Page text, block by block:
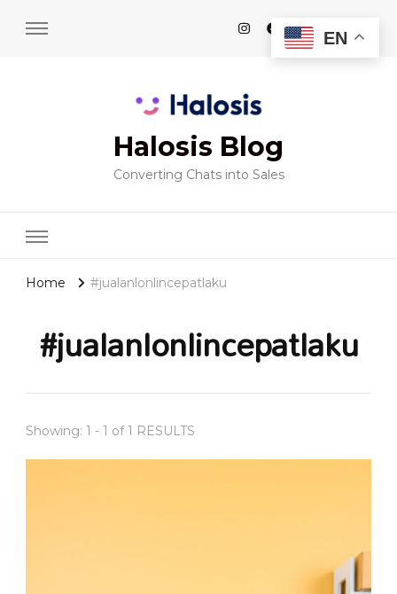
Halosis Blog
Converting Chats into Sales
Home #jualanlonlincepatlaku
#jualanlonlincepatlaku
Showing: 1 - 1 of 1 RESULTS
EN